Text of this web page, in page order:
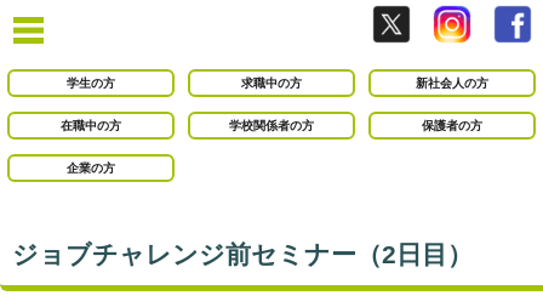
学生の方 求職中の方 新社会人の方
在職中の方 学校関係者の方 保護者の方
企業の方
ジョブチャレンジ前セミナー（2日目）